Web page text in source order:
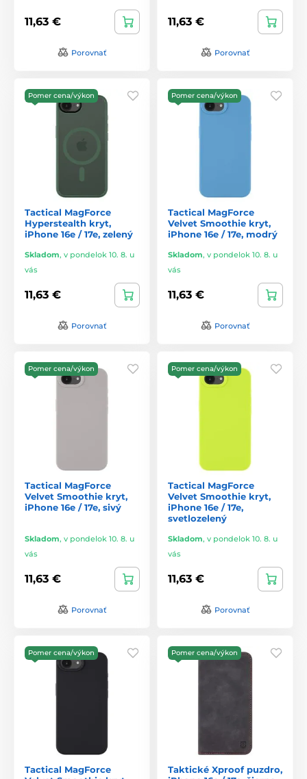
11,63 €
Porovnať
11,63 €
Porovnať
Pomer cena/výkon
Tactical MagForce
Hyperstealth kryt,
iPhone 16e / 17e, zelený
Skladom, v pondelok 10. 8. u
vás
11,63 €
Porovnať
Pomer cena/výkon
Tactical MagForce
Velvet Smoothie kryt,
iPhone 16e / 17e, modrý
Skladom, v pondelok 10. 8. u
vás
11,63 €
Porovnať
Pomer cena/výkon
Tactical MagForce
Velvet Smoothie kryt,
iPhone 16e / 17e, sivý
Skladom, v pondelok 10. 8. u
vás
11,63 €
Porovnať
Pomer cena/výkon
Tactical MagForce
Velvet Smoothie kryt,
iPhone 16e / 17e,
svetlozelený
Skladom, v pondelok 10. 8. u
vás
11,63 €
Porovnať
Pomer cena/výkon
Tactical MagForce
Pomer cena/výkon
Taktické Xproof puzdro,